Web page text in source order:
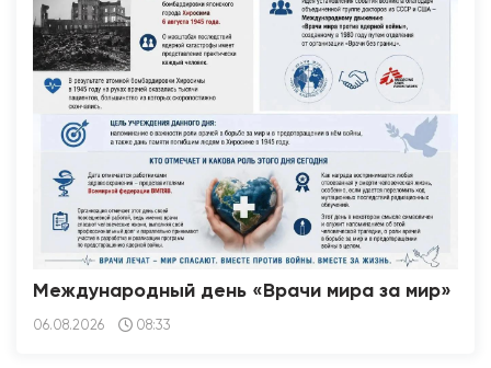
Международный день «Врачи мира за мир»
06.08.2026 08:33